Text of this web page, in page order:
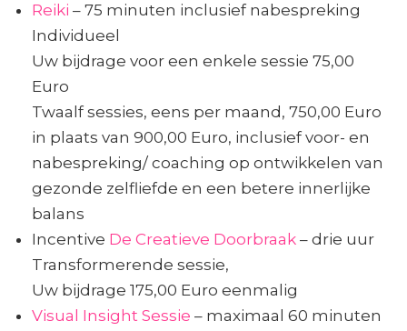
Reiki – 75 minuten inclusief nabespreking
Individueel
Uw bijdrage voor een enkele sessie 75,00
Euro
Twaalf sessies, eens per maand, 750,00 Euro
in plaats van 900,00 Euro, inclusief voor- en
nabespreking/ coaching op ontwikkelen van
gezonde zelfliefde en een betere innerlijke
balans
Incentive De Creatieve Doorbraak – drie uur
Transformerende sessie,
Uw bijdrage 175,00 Euro eenmalig
Visual Insight Sessie – maximaal 60 minuten